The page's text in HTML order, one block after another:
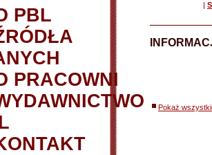
PBL
PRACOWNI
|
Pokaż